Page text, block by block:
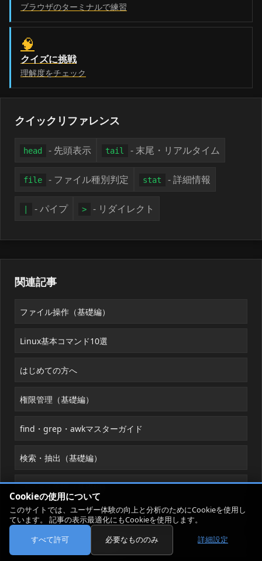
Cookieの使用について
このサイトでは、ユーザー体験の向上と分析のためにCookieを使用し
ています。 記事の表示最適化にもCookieを使用します。
すべて許可 必要なもののみ 詳細設定
ブラウザのターミナルで練習
🧠
クイズに挑戦
理解度をチェック
クイックリファレンス
head - 先頭表示 tail - 末尾・リアルタイム
file - ファイル種別判定 stat - 詳細情報
- パイプ > - リダイレクト
関連記事
ファイル操作（基礎編）
Linux基本コマンド10選
はじめての方へ
権限管理（基礎編）
find・grep・awkマスターガイド
検索・抽出（基礎編）
プロセス管理（基礎編）
よくある質問
シェルスクリプト（基礎編）